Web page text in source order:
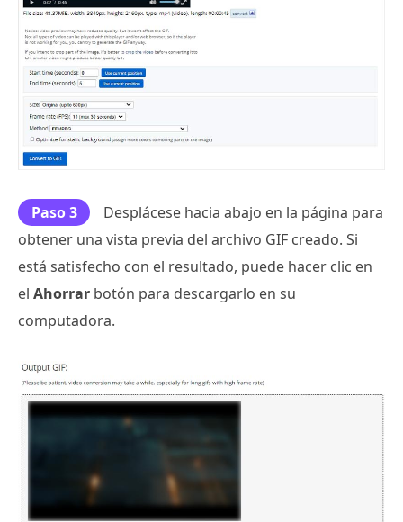
Paso 3
Desplácese hacia abajo en la página para
obtener una vista previa del archivo GIF creado. Si
está satisfecho con el resultado, puede hacer clic en
el Ahorrar botón para descargarlo en su
computadora.